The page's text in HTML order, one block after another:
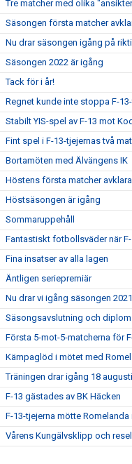
Tre matcher med olika
Säsongen första matcher
Nu drar säsongen igång på
Säsongen 2022 är igång
Tack för i år!
Regnet kunde inte stoppa F-
Stabilt YIS-spel av F-13 mot
Fint spel i F-13-tjejernas två
Bortamöten med Älvängens IK
Höstens första matcher
Höstsäsongen är igång
Sommaruppehåll
Fantastiskt fotbollsväder när
Fina insatser av alla lagen
Äntligen seriepremiär
Nu drar vi igång säsongen 2021
Säsongsavslutning och diplom
Första 5-mot-5-matcherna för
Kämpaglöd i mötet med
Träningen drar igång 18 augusti
F-13 gästades av BK Häcken
F-13-tjejerna mötte
Vårens Kungälvsklipp och